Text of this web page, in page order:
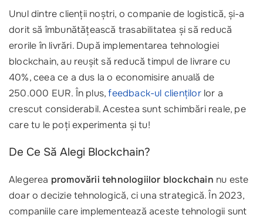
Unul dintre clienții noștri, o companie de logistică, și-a
dorit să îmbunătățească trasabilitatea și să reducă
erorile în livrări. După implementarea tehnologiei
blockchain, au reușit să reducă timpul de livrare cu
40%, ceea ce a dus la o economisire anuală de
250.000 EUR. În plus,feedback-ul cliențilorlor a
crescut considerabil. Acestea sunt schimbări reale, pe
care tu le poți experimenta și tu!
De Ce Să Alegi Blockchain?
Alegerea promovării tehnologiilor blockchain nu este
doar o decizie tehnologică, ci una strategică. În 2023,
companiile care implementează aceste tehnologii sunt